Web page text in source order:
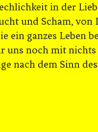
in der
und Scham, von
ein ganzes Leben
uns noch mit nichts
nach dem Sinn